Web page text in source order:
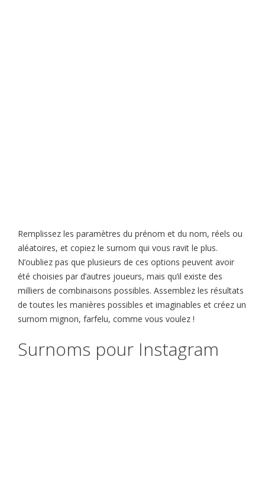
Remplissez les paramètres du prénom et du nom, réels ou
aléatoires, et copiez le surnom qui vous ravit le plus.
N’oubliez pas que plusieurs de ces options peuvent avoir
été choisies par d’autres joueurs, mais qu’il existe des
milliers de combinaisons possibles. Assemblez les résultats
de toutes les manières possibles et imaginables et créez un
surnom mignon, farfelu, comme vous voulez !
Surnoms pour Instagram